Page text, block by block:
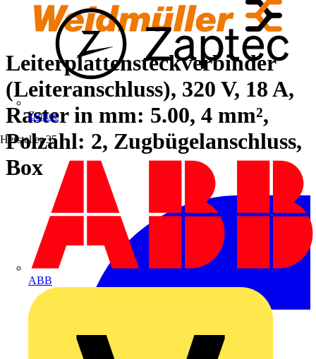
Zaptec
Hersteller 35
ABB
Leiterplattensteckverbinder
(Leiteranschluss), 320 V, 18 A,
Raster in mm: 5.00, 4 mm²,
Polzahl: 2, Zugbügelanschluss,
Box